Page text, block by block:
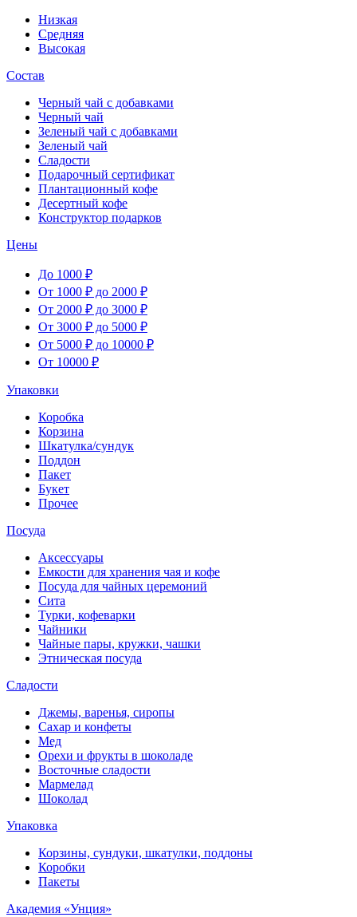
Низкая
Средняя
Высокая
Состав
Черный чай с добавками
Черный чай
Зеленый чай с добавками
Зеленый чай
Сладости
Подарочный сертификат
Плантационный кофе
Десертный кофе
Конструктор подарков
Цены
До 1000 ₽
От 1000 ₽ до 2000 ₽
От 2000 ₽ до 3000 ₽
От 3000 ₽ до 5000 ₽
От 5000 ₽ до 10000 ₽
От 10000 ₽
Упаковки
Коробка
Корзина
Шкатулка/сундук
Поддон
Пакет
Букет
Прочее
Посуда
Аксессуары
Емкости для хранения чая и кофе
Посуда для чайных церемоний
Сита
Турки, кофеварки
Чайники
Чайные пары, кружки, чашки
Этническая посуда
Сладости
Джемы, варенья, сиропы
Сахар и конфеты
Мед
Орехи и фрукты в шоколаде
Восточные сладости
Мармелад
Шоколад
Упаковка
Корзины, сундуки, шкатулки, поддоны
Коробки
Пакеты
Академия «Унция»